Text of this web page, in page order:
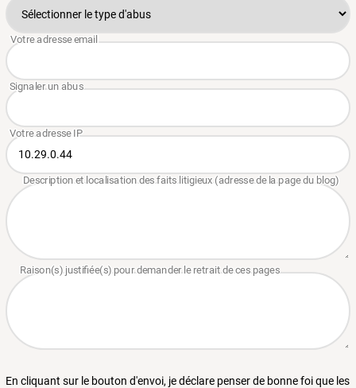
En cliquant sur le bouton d'envoi, je déclare penser de bonne foi que les